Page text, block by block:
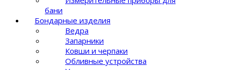
бани
Бондарные изделия
Ведра
Запарники
Ковши и черпаки
Обливные устройства